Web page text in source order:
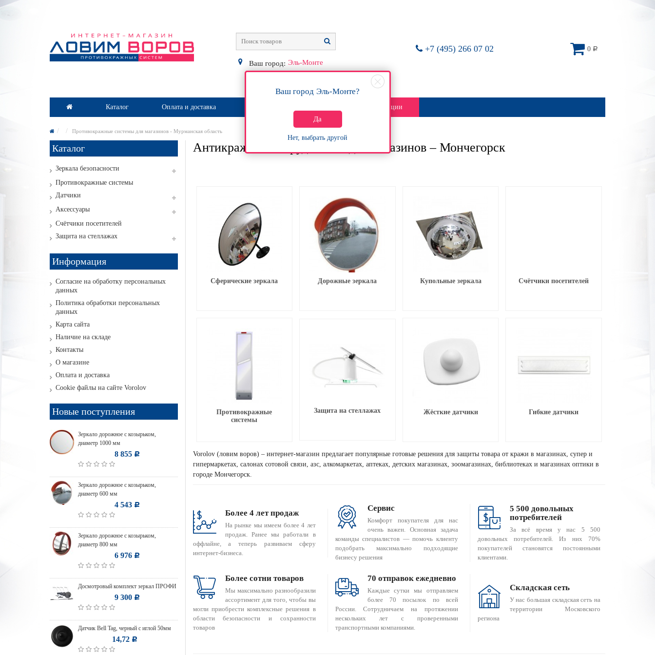
+7 (495) 266 07 02
Ваш город: Эль-Монте
Ваш город Эль-Монте?
Да
Нет, выбрать другой
0 Р
Каталог Оплата и доставка Акции
Противокражные системы для магазинов - Мурманская область
Каталог
Зеркала безопасности
Противокражные системы
Датчики
Аксессуары
Счётчики посетителей
Защита на стеллажах
Информация
Согласие на обработку персональных
данных
Политика обработки персональных
данных
Карта сайта
Наличие на складе
Контакты
О магазине
Оплата и доставка
Cookie файлы на сайте Vorolov
Новые поступления
Зеркало дорожное с козырьком,
диаметр 1000 мм
8 855 Р
Зеркало дорожное с козырьком,
диаметр 600 мм
4 543 Р
Зеркало дорожное с козырьком,
диаметр 800 мм
6 976 Р
Досмотровый комплект зеркал ПРОФИ
9 300 Р
Датчик Bell Tag, черный с иглой 50мм
14,72 Р
Антикражное оборудование для магазинов – Мончегорск
Сферические зеркала Дорожные зеркала Купольные зеркала Счётчики посетителей
Противокражные
системы
Защита на стеллажах Жёсткие датчики Гибкие датчики
Vorolov (ловим воров) – интернет-магазин предлагает популярные готовые решения для защиты товара от кражи в магазинах, супер и
гипермаркетах, салонах сотовой связи, азс, алкомаркетах, аптеках, детских магазинах, зоомагазинах, библиотеках и магазинах оптики в
городе Мончегорск.
Более 4 лет продаж
На рынке мы имеем более 4 лет
продаж. Ранее мы работали в
оффлайне, а теперь развиваем сферу
интернет-бизнеса.
Сервис
Комфорт покупателя для нас
очень важен. Основная задача
команды специалистов — помочь клиенту
подобрать максимально подходящие
бизнесу решения
5 500 довольных
потребителей
За всё время у нас 5 500
довольных потребителей. Из них 70%
покупателей становятся постоянными
клиентами.
Более сотни товаров
Мы максимально разнообразили
ассортимент для того, чтобы вы
могли приобрести комплексные решения в
области безопасности и сохранности
товаров
70 отправок ежедневно
Каждые сутки мы отправляем
более 70 посылок по всей
России. Сотрудничаем на протяжении
нескольких лет с проверенными
транспортными компаниями.
Складская сеть
У нас большая складская сеть на
территории Московского
региона